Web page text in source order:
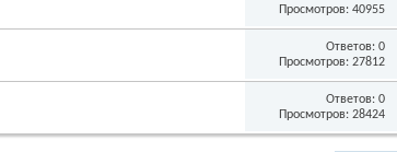
Просмотров: 40955
Ответов: 0
Просмотров: 27812
Ответов: 0
Просмотров: 28424